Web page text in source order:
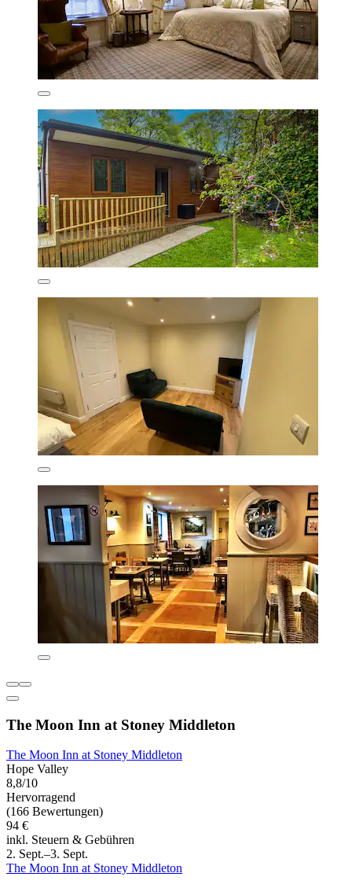
The Moon Inn at Stoney Middleton
The Moon Inn at Stoney Middleton
Hope Valley
8,8/10
Hervorragend
(166 Bewertungen)
94 €
inkl. Steuern & Gebühren
2. Sept.–3. Sept.
The Moon Inn at Stoney Middleton